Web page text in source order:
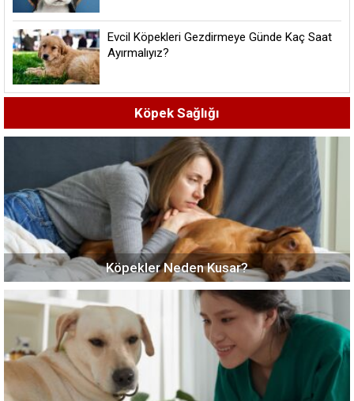
Evcil Köpekleri Gezdirmeye Günde Kaç Saat
Ayırmalıyız?
Köpek Sağlığı
Köpekler Neden Kusar?